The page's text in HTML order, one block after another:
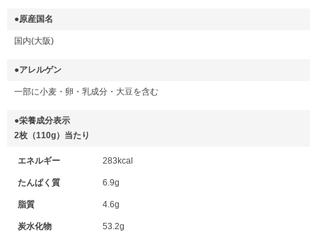
●原産国名
国内(大阪)
●アレルゲン
一部に小麦・卵・乳成分・大豆を含む
●栄養成分表示
2枚（110g）当たり
エネルギー 283kcal
たんぱく質 6.9g
脂質 4.6g
炭水化物 53.2g